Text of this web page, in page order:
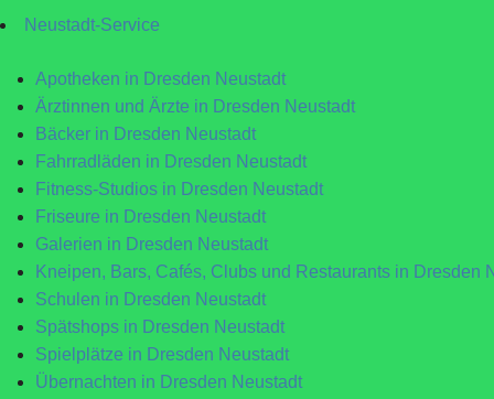
Neustadt-Service
Apotheken in Dresden Neustadt
Ärztinnen und Ärzte in Dresden Neustadt
Bäcker in Dresden Neustadt
Fahrradläden in Dresden Neustadt
Fitness-Studios in Dresden Neustadt
Friseure in Dresden Neustadt
Galerien in Dresden Neustadt
Kneipen, Bars, Cafés, Clubs und Restaurants in Dresden
Schulen in Dresden Neustadt
Spätshops in Dresden Neustadt
Spielplätze in Dresden Neustadt
Übernachten in Dresden Neustadt